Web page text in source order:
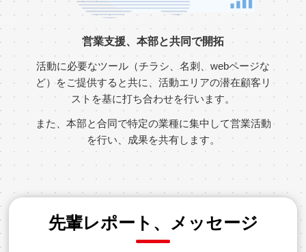
営業支援、本部と共同で開拓
活動に必要なツール（チラシ、名刺、webページな
ど）をご提供すると共に、活動エリアの潜在顧客リ
ストを基に打ち合わせを行います。
また、本部と合同で特定の業種に集中して営業活動
を行い、成果を共有します。
先輩レポート、メッセージ